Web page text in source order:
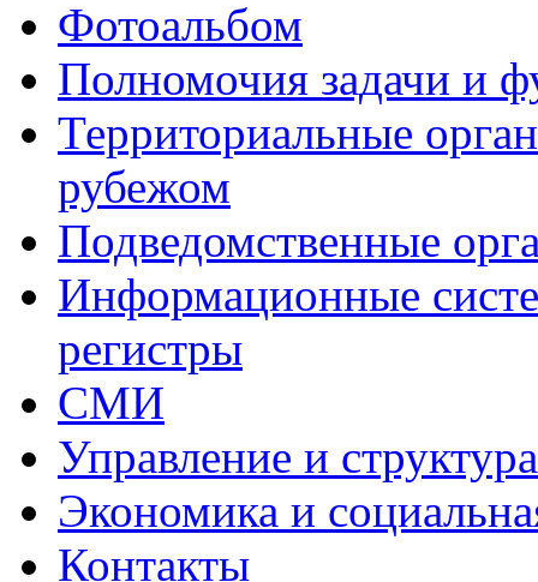
Фотоальбом
Полномочия задачи и
Территориальные
рубежом
Подведомственные
Информационные
регистры
СМИ
Управление и
Экономика и
Контакты